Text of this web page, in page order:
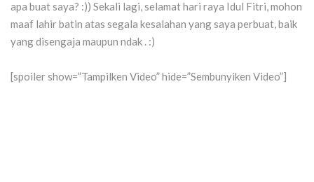
apa buat saya? :)) Sekali lagi, selamat hari raya Idul Fitri, mohon
maaf lahir batin atas segala kesalahan yang saya perbuat, baik
yang disengaja maupun ndak . :)
[spoiler show=”Tampilken Video” hide=”Sembunyiken Video”]